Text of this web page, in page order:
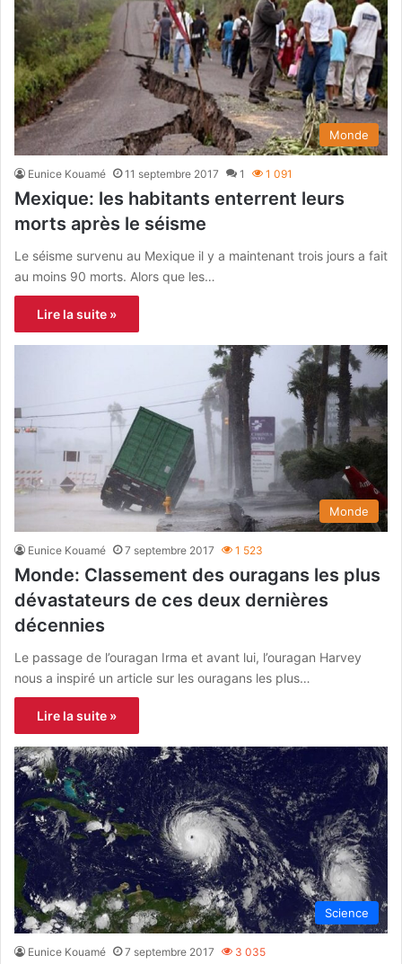
Monde
Eunice Kouamé 11 septembre 2017 1 1 091
Mexique: les habitants enterrent leurs
morts après le séisme
Le séisme survenu au Mexique il y a maintenant trois jours a fait
au moins 90 morts. Alors que les…
Lire la suite »
Monde
Eunice Kouamé 7 septembre 2017 1 523
Monde: Classement des ouragans les plus
dévastateurs de ces deux dernières
décennies
Le passage de l’ouragan Irma et avant lui, l’ouragan Harvey
nous a inspiré un article sur les ouragans les plus…
Lire la suite »
Science
Eunice Kouamé 7 septembre 2017 3 035